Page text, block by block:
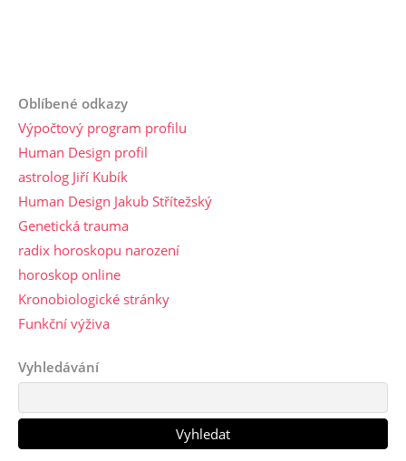
Oblíbené odkazy
Výpočtový program profilu
Human Design profil
astrolog Jiří Kubík
Human Design Jakub Střítežský
Genetická trauma
radix horoskopu narození
horoskop online
Kronobiologické stránky
Funkční výživa
Vyhledávání